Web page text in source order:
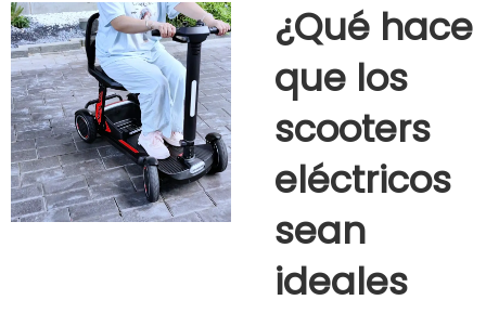
¿Qué hace
que los
scooters
eléctricos
sean
ideales